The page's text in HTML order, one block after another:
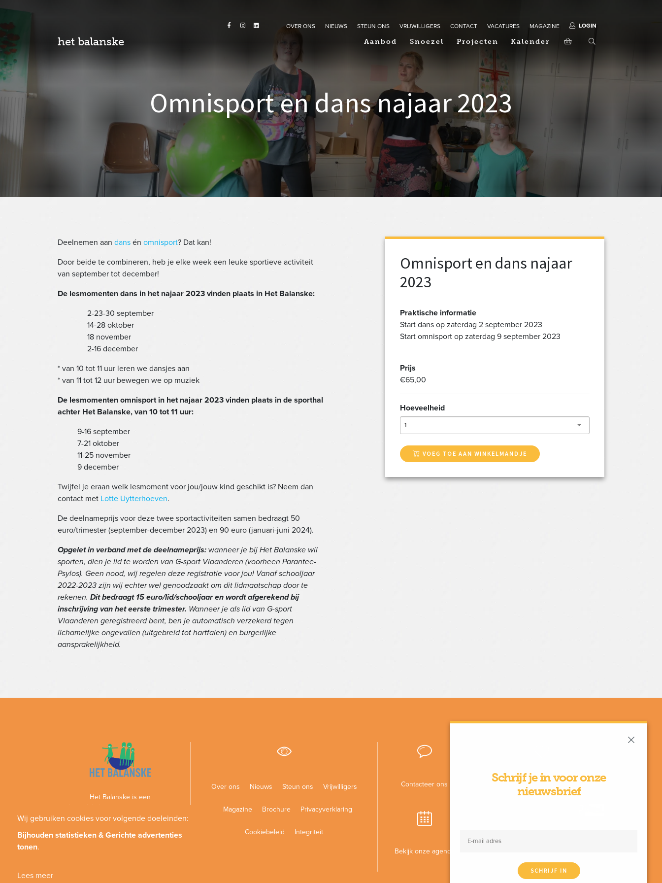
OVER ONS NIEUWS STEUN ONS VRIJWILLIGERS CONTACT VACATURES MAGAZINE LOGIN
het balanske Aanbod Snoezel Projecten Kalender
Omnisport en dans najaar 2023
Deelnemen aan dans én omnisport? Dat kan!
Door beide te combineren, heb je elke week een leuke sportieve activiteit
van september tot december!
De lesmomenten dans in het najaar 2023 vinden plaats in Het Balanske:
2-23-30 september
14-28 oktober
18 november
2-16 december
* van 10 tot 11 uur leren we dansjes aan
* van 11 tot 12 uur bewegen we op muziek
De lesmomenten omnisport in het najaar 2023 vinden plaats in de sporthal
achter Het Balanske, van 10 tot 11 uur:
9-16 september
7-21 oktober
11-25 november
9 december
Twijfel je eraan welk lesmoment voor jou/jouw kind geschikt is? Neem dan
contact met Lotte Uytterhoeven.
De deelnameprijs voor deze twee sportactiviteiten samen bedraagt 50
euro/trimester (september-december 2023) en 90 euro (januari-juni 2024).
Opgelet in verband met de deelnameprijs: wanneer je bij Het Balanske wil
sporten, dien je lid te worden van G-sport Vlaanderen (voorheen Parantee-
Psylos). Geen nood, wij regelen deze registratie voor jou! Vanaf schooljaar
2022-2023 zijn wij echter wel genoodzaakt om dit lidmaatschap door te
rekenen. Dit bedraagt 15 euro/lid/schooljaar en wordt afgerekend bij
inschrijving van het eerste trimester. Wanneer je als lid van G-sport
Vlaanderen geregistreerd bent, ben je automatisch verzekerd tegen
lichamelijke ongevallen (uitgebreid tot hartfalen) en burgerlijke
aansprakelijkheid.
Omnisport en dans najaar
2023
Praktische informatie
Start dans op zaterdag 2 september 2023
Start omnisport op zaterdag 9 september 2023
Prijs
€65,00
Hoeveelheid
1
VOEG TOE AAN WINKELMANDJE
Schrijf je in voor onze
nieuwsbrief
SCHRIJF IN
Het Balanske is een
gezinsactiviteitencentrum voor personen
met een handicap en hun gezin
Over ons Nieuws Steun ons Vrijwilligers
Magazine Brochure Privacyverklaring
Cookiebeleid Integriteit
Contacteer ons
Bekijk onze agenda
Met de steun van
Wij gebruiken cookies voor volgende doeleinden:
Bijhouden statistieken & Gerichte advertenties
tonen.
Lees meer